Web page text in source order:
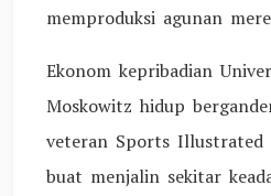
memproduksi agunan
Ekonom kepribadian
Moskowitz hidup
veteran Sports Illustrated
buat menjalin sekitar